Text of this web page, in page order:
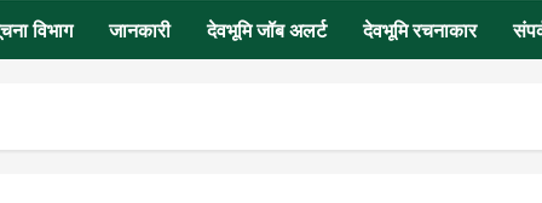
विभाग जानकारी देवभूमि जॉब अलर्ट देवभूमि रचनाकार